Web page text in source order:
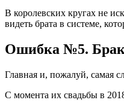
В королевских кругах не
видеть брата в системе,
Ошибка №5.
Главная и, пожалуй, самая
С момента их свадьбы в